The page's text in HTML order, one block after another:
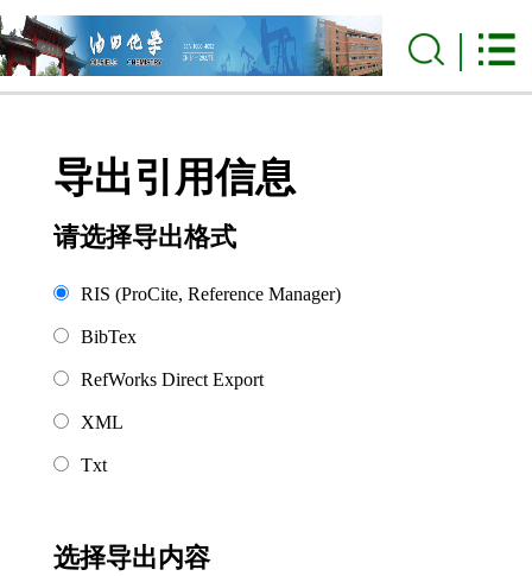
导出引用信息
请选择导出格式
RIS (ProCite, Reference Manager)
BibTex
RefWorks Direct Export
XML
Txt
选择导出内容